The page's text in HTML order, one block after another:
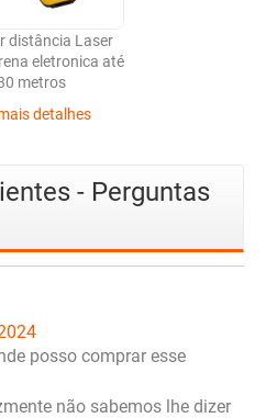
distância Laser
eletronica até
metros
detalhes
- Perguntas
posso comprar esse
não sabemos lhe dizer